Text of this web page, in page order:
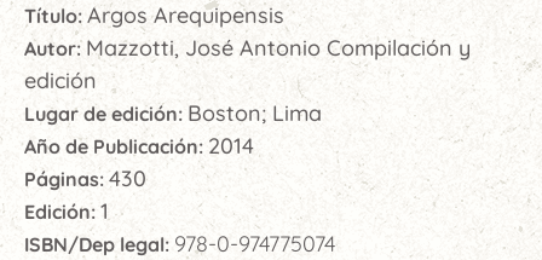
Título: Argos Arequipensis
Autor: Mazzotti, José Antonio Compilación y
edición
Lugar de edición: Boston; Lima
Año de Publicación: 2014
Páginas: 430
Edición: 1
ISBN/Dep legal: 978-0-974775074